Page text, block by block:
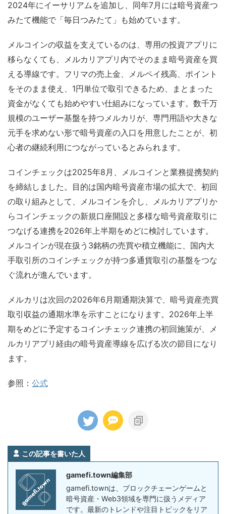
2024年にイーサリアムを追加し、同年7月には暗号資産つ
みたて機能で「毎日つみたて」も始めています。
メルコインの収益を支えているのは、専用の投資アプリに
移らなくても、メルカリアプリ内でそのまま暗号資産を買
える導線です。フリマの売上金、メルペイ残高、ポイント
をそのまま使え、1円単位で取引できるため、まとまった
資金がなくても始めやすい仕組みになっています。数千万
規模のユーザー基盤を持つメルカリが、専門用語や大きな
元手を求めない形で暗号資産の入口を用意したことが、初
心者の継続利用につながっているとみられます。
コインチェックは2025年8月、メルコインと業務提携契約
を締結しました。目的は国内暗号資産市場の拡大で、初回
の取り組みとして、メルコインを介し、メルカリアプリか
らコインチェックの新規口座開設と多様な暗号資産取引に
つなげる連携を2026年上半期をめどに検討しています。
メルコインが現在扱う3銘柄の売買や積立機能に、国内大
手取引所のコインチェックが持つ多通貨取引の基盤をつな
ぐ流れが進んでいます。
メルカリは次回の2026年6月期通期決算で、暗号資産売買
取引収益の通期水準を示すことになります。2026年上半
期をめどに予定するコインチェック連携の初回施策が、メ
ルカリアプリ経由の暗号資産導線を広げる次の節目になり
ます。
参照： 公式
この記事を書いた人
gamefi.town編集部
gamefi.townは、ブロックチェーンゲームと
暗号資産・Web3領域を専門に扱うメディア
です。最新のトレンドや注目トピックをリア